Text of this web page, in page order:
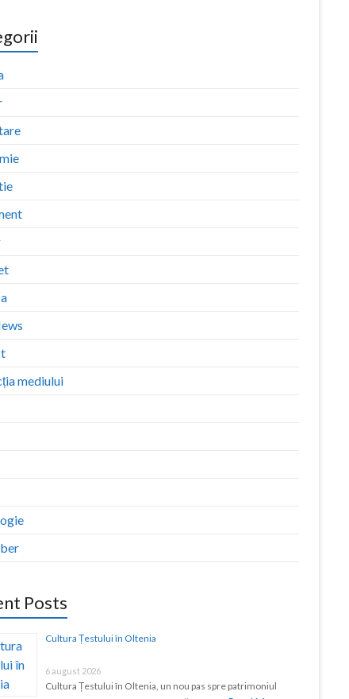
mediului
Posts
Cultura Țestului în Oltenia
6 august 2026
Cultura Țestului în Oltenia, un nou pas spre patrimoniul